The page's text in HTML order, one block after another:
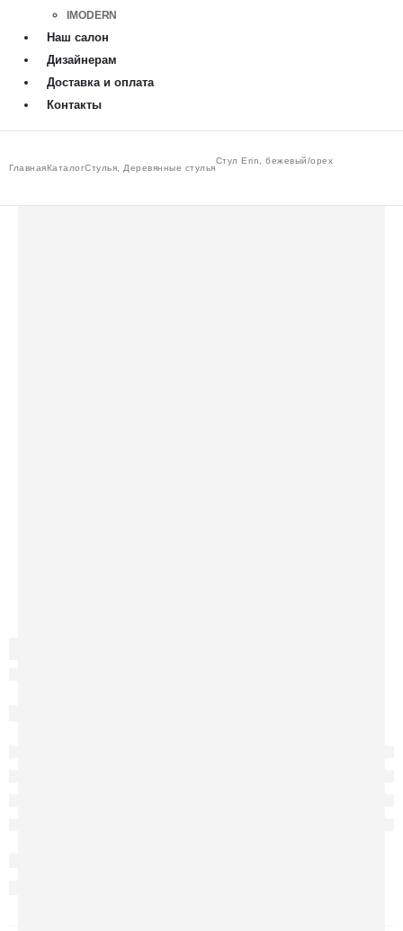
IMODERN
Наш салон
Дизайнерам
Доставка и оплата
Контакты
ГлавнаяКаталогСтулья Деревянные стулья
Стул Erin, бежевый/орех